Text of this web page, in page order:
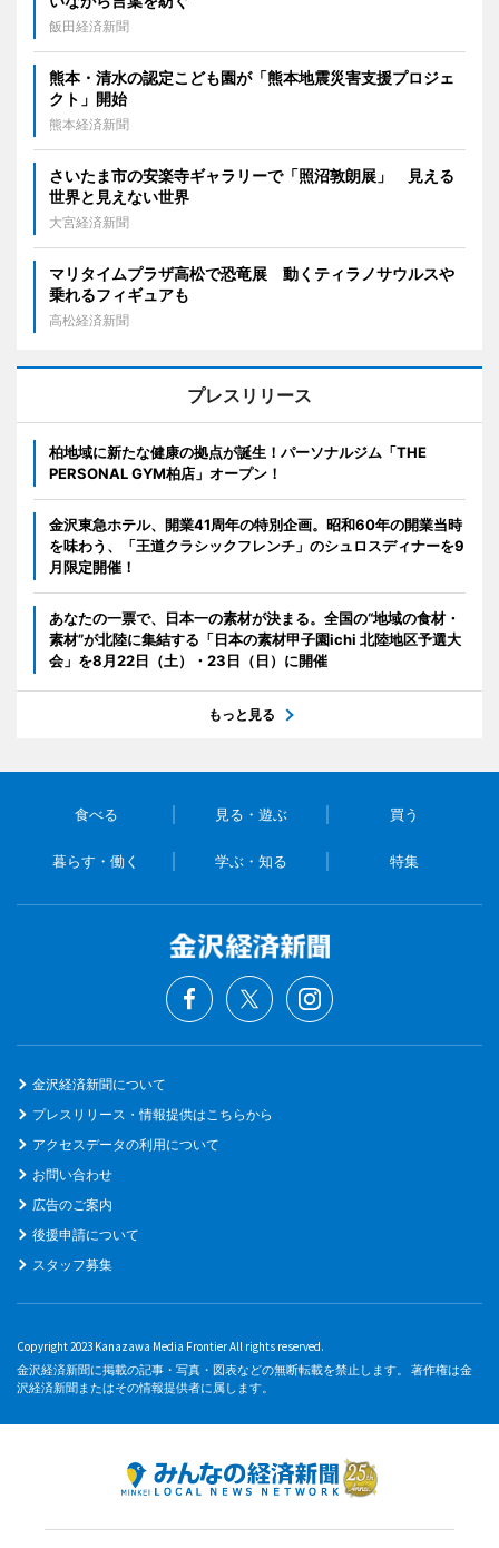
飯田経済新聞
熊本・清水の認定こども園が「熊本地震災害支援プロジェ
クト」開始
熊本経済新聞
さいたま市の安楽寺ギャラリーで「照沼敦朗展」 見える
世界と見えない世界
大宮経済新聞
マリタイムプラザ高松で恐竜展 動くティラノサウルスや
乗れるフィギュアも
高松経済新聞
プレスリリース
柏地域に新たな健康の拠点が誕生！パーソナルジム「THE
PERSONAL GYM柏店」オープン！
金沢東急ホテル、開業41周年の特別企画。昭和60年の開業当時
を味わう、「王道クラシックフレンチ」のシュロスディナーを9
月限定開催！
あなたの一票で、日本一の素材が決まる。全国の“地域の食材・
素材”が北陸に集結する「日本の素材甲子園ichi 北陸地区予選大
会」を8月22日（土）・23日（日）に開催
もっと見る
食べる 見る・遊ぶ 買う
暮らす・働く 学ぶ・知る 特集
金沢経済新聞について
プレスリリース・情報提供はこちらから
アクセスデータの利用について
お問い合わせ
広告のご案内
後援申請について
スタッフ募集
Copyright 2023 Kanazawa Media Frontier All rights reserved.
金沢経済新聞に掲載の記事・写真・図表などの無断転載を禁止します。 著作権は金
沢経済新聞またはその情報提供者に属します。